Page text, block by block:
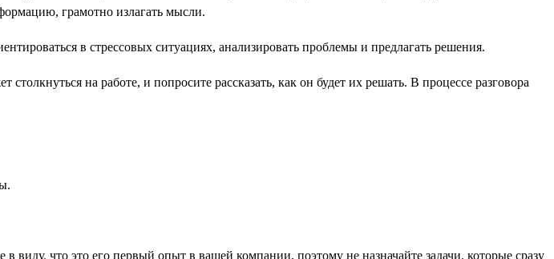
грамотно излагать мысли.
в стрессовых ситуациях, анализировать проблемы и предлагать решения.
на работе, и попросите рассказать, как он будет их решать. В процессе разговора
виду, что это его первый опыт в вашей компании, поэтому не назначайте задачи, которые сразу